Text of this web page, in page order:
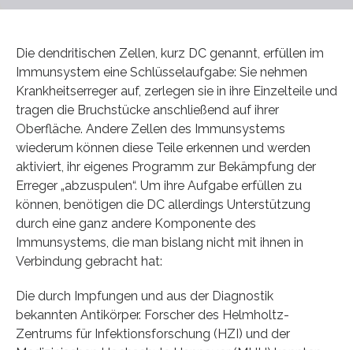
Die dendritischen Zellen, kurz DC genannt, erfüllen im
Immunsystem eine Schlüsselaufgabe: Sie nehmen
Krankheitserreger auf, zerlegen sie in ihre Einzelteile und
tragen die Bruchstücke anschließend auf ihrer
Oberfläche. Andere Zellen des Immunsystems
wiederum können diese Teile erkennen und werden
aktiviert, ihr eigenes Programm zur Bekämpfung der
Erreger „abzuspulen“. Um ihre Aufgabe erfüllen zu
können, benötigen die DC allerdings Unterstützung
durch eine ganz andere Komponente des
Immunsystems, die man bislang nicht mit ihnen in
Verbindung gebracht hat:
Die durch Impfungen und aus der Diagnostik
bekannten Antikörper. Forscher des Helmholtz-
Zentrums für Infektionsforschung (HZI) und der